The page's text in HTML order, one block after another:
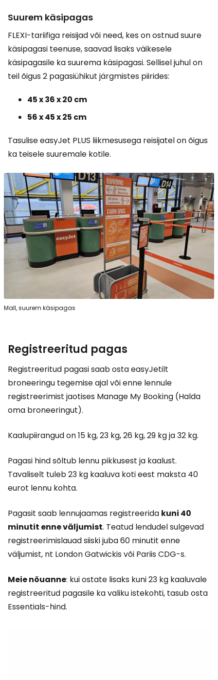
Suurem käsipagas
FLEXI-tariifiga reisijad või need, kes on ostnud suure
käsipagasi teenuse, saavad lisaks väikesele
käsipagasile ka suurema käsipagasi. Sellisel juhul on
teil õigus 2 pagasiühikut järgmistes piirides:
45 x 36 x 20 cm
56 x 45 x 25 cm
Tasulise easyJet PLUS liikmesusega reisijatel on õigus
ka teisele suuremale kotile.
Mall, suurem käsipagas
Registreeritud pagas
Registreeritud pagasi saab osta easyJetilt
broneeringu tegemise ajal või enne lennule
registreerimist jaotises Manage My Booking (Halda
oma broneeringut).
Kaalupiirangud on 15 kg, 23 kg, 26 kg, 29 kg ja 32 kg.
Pagasi hind sõltub lennu pikkusest ja kaalust.
Tavaliselt tuleb 23 kg kaaluva koti eest maksta 40
eurot lennu kohta.
Pagasit saab lennujaamas registreerida kuni 40
minutit enne väljumist. Teatud lendudel sulgevad
registreerimislauad siiski juba 60 minutit enne
väljumist, nt London Gatwickis või Pariis CDG-s.
Meie nõuanne: kui ostate lisaks kuni 23 kg kaaluvale
registreeritud pagasile ka valiku istekohti, tasub osta
Essentials-hind.